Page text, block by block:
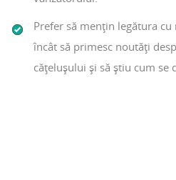
Prefer să mențin legătura
încât să primesc noutăți
cățelușului și să știu cum se